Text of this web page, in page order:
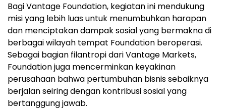
Bagi Vantage Foundation, kegiatan ini mendukung
misi yang lebih luas untuk menumbuhkan harapan
dan menciptakan dampak sosial yang bermakna di
berbagai wilayah tempat Foundation beroperasi.
Sebagai bagian filantropi dari Vantage Markets,
Foundation juga mencerminkan keyakinan
perusahaan bahwa pertumbuhan bisnis sebaiknya
berjalan seiring dengan kontribusi sosial yang
bertanggung jawab.